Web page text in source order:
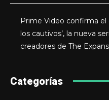
Prime Video confirma el
los cautivos’, la nueva
creadores de The
Categorías